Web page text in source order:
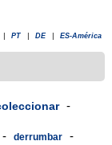
PT DE ES-América
-
- derrumbar -